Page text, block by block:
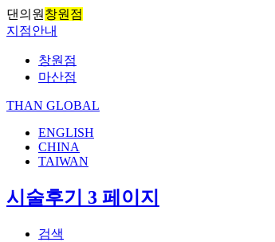
댄의원 창원점
지점안내
창원점
마산점
THAN GLOBAL
ENGLISH
CHINA
TAIWAN
시술후기 3 페이지
검색